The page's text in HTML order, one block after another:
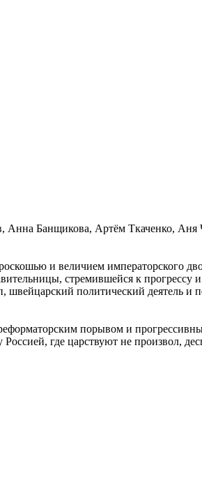
Анна Банщикова, Артём Ткаченко,
и величием императорского
стремившейся к
политический деятель
порывом и
где царствуют не произвол,